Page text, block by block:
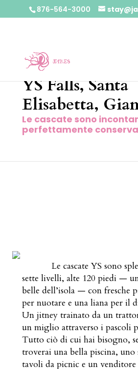
876-564-3000
YS Falls, Santa
Elisabetta,
Le cascate sono
perfettamente
Le cascate YS sono
sette livelli, alte 120 piedi —
belle dell’isola — con fresche
per nuotare e una liana per il
Un jitney trainato da un
un miglio attraverso i pascoli
Tutto ciò di cui hai bisogno,
troverai una bella piscina,
tavoli da picnic e un